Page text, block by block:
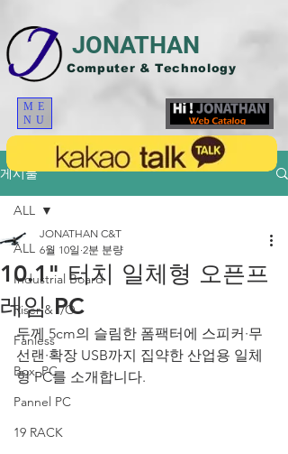
JONATHAN
Computer & Technology
ME
NU
게시물
ALL
Industrial Board
Riser & I/O
Fanless
Box_PC
Pannel PC
19 RACK
ALL
10.1" 터치 일체형 오픈프
레임 PC
JONATHAN C&T
6월 10일 2분 분량
두께 5cm의 슬림한 폼팩터에 스피커·무
선랜·확장 USB까지 집약한 산업용 일체
형 PC를 소개합니다.